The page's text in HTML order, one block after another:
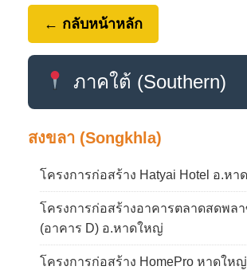
← กลับหน้าหลัก
ภาคใต้ (Southern)
สงขลา (Songkhla)
โครงการก่อสร้าง Hatyai Hotel อ.หา
โครงการก่อสร้างอาคารตลาดสดพลา
(อาคาร D) อ.หาดใหญ่
โครงการก่อสร้าง HomePro หาดให